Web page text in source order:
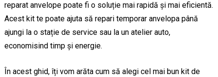
reparat anvelope poate fi o soluție mai rapidă și mai eficientă.
Acest kit te poate ajuta să repari temporar anvelopa până
ajungi la o stație de service sau la un atelier auto,
economisind timp și energie.
În acest ghid, îți vom arăta cum să alegi cel mai bun kit de